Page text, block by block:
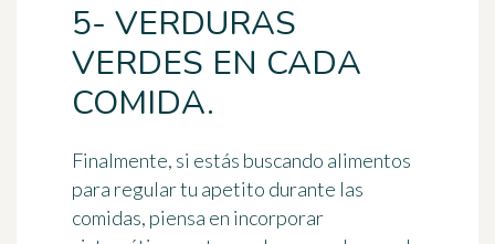
5- VERDURAS
VERDES EN CADA
COMIDA.
Finalmente, si estás buscando alimentos
para regular tu apetito durante las
comidas, piensa en incorporar